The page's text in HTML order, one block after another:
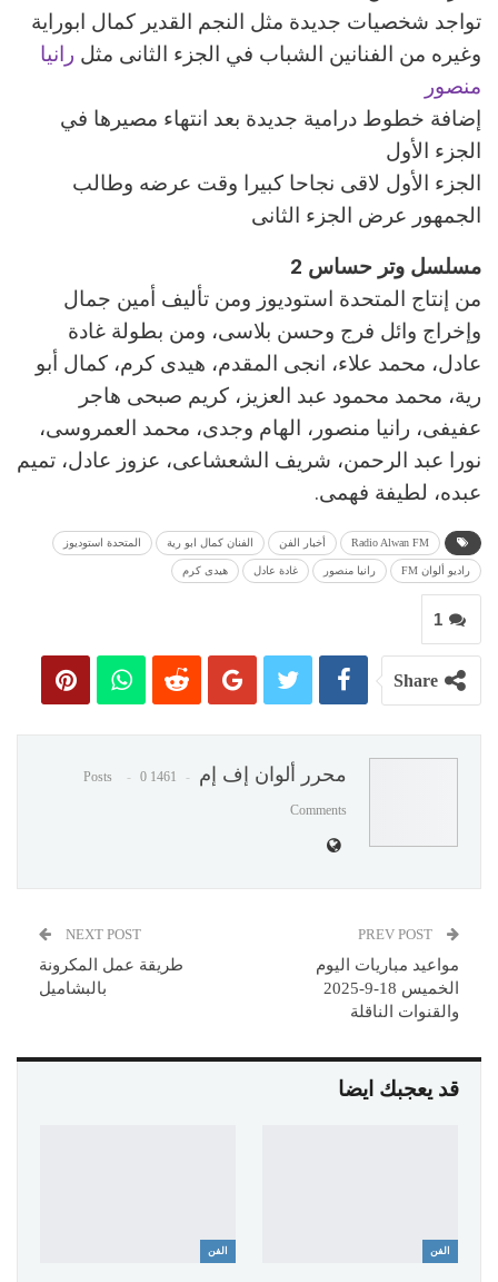
تواجد شخصيات جديدة مثل النجم القدير كمال ابوراية
وغيره من الفنانين الشباب في الجزء الثانى مثل رانيا
منصور
إضافة خطوط درامية جديدة بعد انتهاء مصيرها في
الجزء الأول
الجزء الأول لاقى نجاحا كبيرا وقت عرضه وطالب
الجمهور عرض الجزء الثانى
مسلسل وتر حساس 2
من إنتاج المتحدة استوديوز ومن تأليف أمين جمال
وإخراج وائل فرج وحسن بلاسى، ومن بطولة غادة
عادل، محمد علاء، انجى المقدم، هيدى كرم، كمال أبو
رية، محمد محمود عبد العزيز، كريم صبحى هاجر
عفيفى، رانيا منصور، الهام وجدى، محمد العمروسى،
نورا عبد الرحمن، شريف الشعشاعى، عزوز عادل، تميم
عبده، لطيفة فهمى.
Radio Alwan FM أخبار الفن الفنان كمال ابو رية المتحدة استوديوز
راديو ألوان FM رانيا منصور غادة عادل هيدى كرم
1
Share
محرر ألوان إف إم 1461 Posts
0
Comments
مواعيد مباريات اليوم
الخميس 18-9-2025
والقنوات الناقلة
NEXT POST
طريقة عمل المكرونة
بالبشاميل
قد يعجبك ايضا
الفن الفن